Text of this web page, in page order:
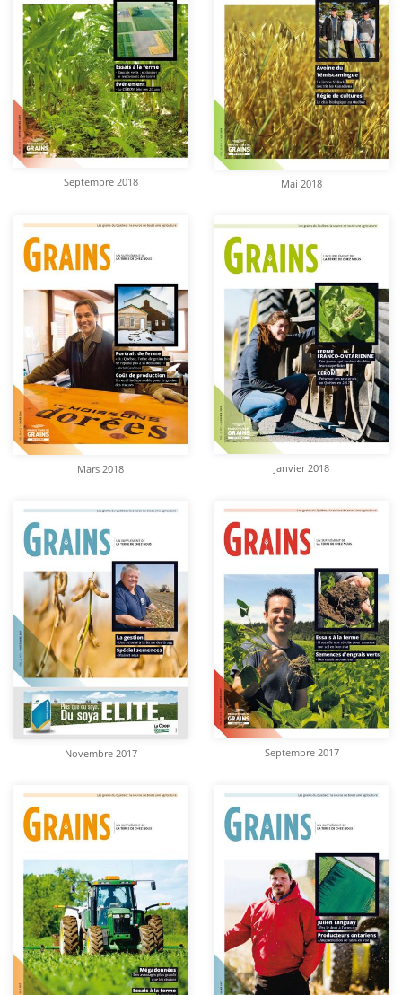
Septembre 2018 Mai 2018
Mars 2018 Janvier 2018
Novembre 2017 Septembre 2017